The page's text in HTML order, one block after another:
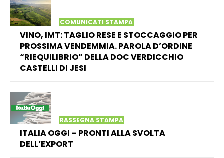
COMUNICATI STAMPA
VINO, IMT: TAGLIO RESE E STOCCAGGIO PER
PROSSIMA VENDEMMIA. PAROLA D’ORDINE
“RIEQUILIBRIO” DELLA DOC VERDICCHIO
CASTELLI DI JESI
RASSEGNA STAMPA
ITALIA OGGI – PRONTI ALLA SVOLTA
DELL’EXPORT